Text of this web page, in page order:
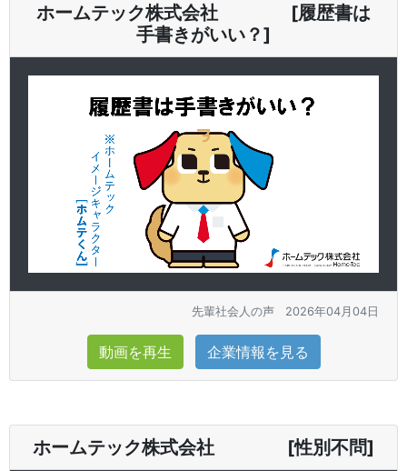
ホームテック株式会社 [履歴書は
手書きがいい？]
先輩社会人の声 2026年04月04日
動画を再生 企業情報を見る
ホームテック株式会社 [性別不問]